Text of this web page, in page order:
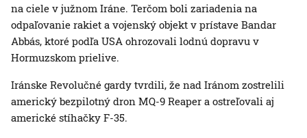
na ciele v južnom Iráne. Terčom boli zariadenia na
odpaľovanie rakiet a vojenský objekt v prístave Bandar
Abbás, ktoré podľa USA ohrozovali lodnú dopravu v
Hormuzskom prielive.
Iránske Revolučné gardy tvrdili, že nad Iránom zostrelili
americký bezpilotný dron MQ-9 Reaper a ostreľovali aj
americké stíhačky F-35.